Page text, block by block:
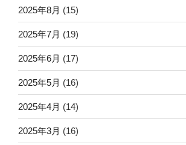
2025年8月 (15)
2025年7月 (19)
2025年6月 (17)
2025年5月 (16)
2025年4月 (14)
2025年3月 (16)